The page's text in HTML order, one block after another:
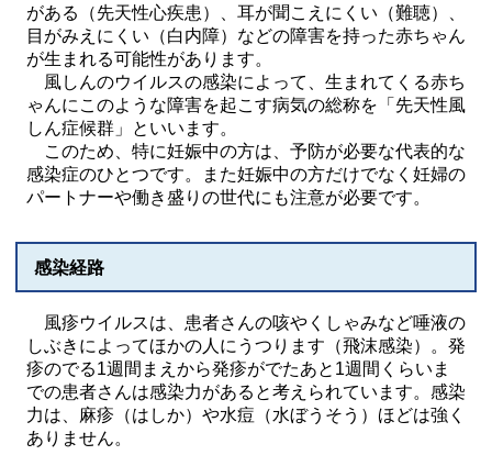
がある（先天性心疾患）、耳が聞こえにくい（難聴）、
目がみえにくい（白内障）などの障害を持った赤ちゃん
が生まれる可能性があります。
風しんのウイルスの感染によって、生まれてくる赤ち
ゃんにこのような障害を起こす病気の総称を「先天性風
しん症候群」といいます。
このため、特に妊娠中の方は、予防が必要な代表的な
感染症のひとつです。また妊娠中の方だけでなく妊婦の
パートナーや働き盛りの世代にも注意が必要です。
感染経路
風疹ウイルスは、患者さんの咳やくしゃみなど唾液の
しぶきによってほかの人にうつります（飛沫感染）。発
疹のでる1週間まえから発疹がでたあと1週間くらいま
での患者さんは感染力があると考えられています。感染
力は、麻疹（はしか）や水痘（水ぼうそう）ほどは強く
ありません。